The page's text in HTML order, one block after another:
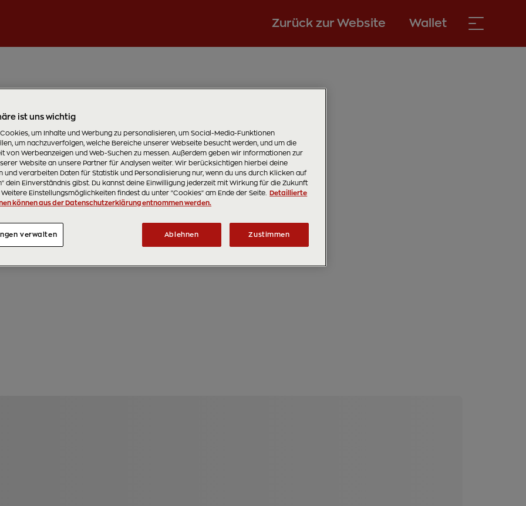
Zurück zur Website Wallet
ist uns wichtig
um Inhalte und Werbung zu personalisieren, um Social-Media-Funktionen
um nachzuverfolgen, welche Bereiche unserer Webseite besucht werden, und um die
von Werbeanzeigen und Web-Suchen zu messen. Außerdem geben wir Informationen zur
Website an unsere Partner für Analysen weiter. Wir berücksichtigen hierbei deine
und verarbeiten Daten für Statistik und Personalisierung nur, wenn du uns durch Klicken auf
dein Einverständnis gibst. Du kannst deine Einwilligung jederzeit mit Wirkung für die Zukunft
Einstellungsmöglichkeiten findest du unter "Cookies" am Ende der Seite.
Detaillierte
können aus der Datenschutzerklärung entnommen werden.
Ablehnen Zustimmen
verwalten